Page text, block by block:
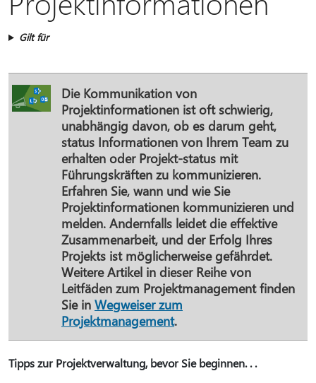
Gilt für
Die Kommunikation von
Projektinformationen ist oft schwierig,
unabhängig davon, ob es darum geht,
status Informationen von Ihrem Team zu
erhalten oder Projekt-status mit
Führungskräften zu kommunizieren.
Erfahren Sie, wann und wie Sie
Projektinformationen kommunizieren und
melden. Andernfalls leidet die effektive
Zusammenarbeit, und der Erfolg Ihres
Projekts ist möglicherweise gefährdet.
Weitere Artikel in dieser Reihe von
Leitfäden zum Projektmanagement finden
Sie in Wegweiser zum
Projektmanagement.
Tipps zur Projektverwaltung, bevor Sie beginnen. . .